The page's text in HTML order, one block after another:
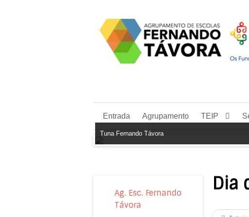
Entrada Agrupamento TEIP
Tuna Fernando Távora
Ag. Esc. Fernando
Távora
Dia